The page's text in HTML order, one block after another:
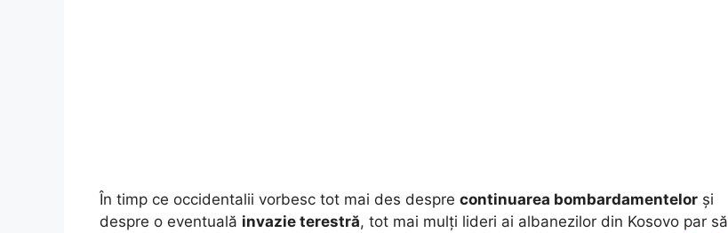
În timp ce occidentalii vorbesc tot mai des despre continuarea bombardamentelor și
despre o eventuală invazie terestră, tot mai mulți lideri ai albanezilor din Kosovo par să